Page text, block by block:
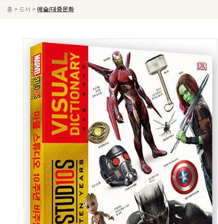
홈 > 도서 > 예술/대중문화